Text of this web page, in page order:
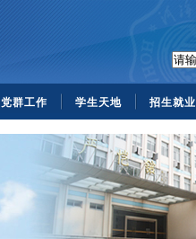
党群工作 学生天地 招生就业